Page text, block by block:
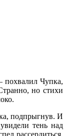
похвалил Чупка,
но стихи
подпрыгнув. И
тень над
рассердиться,